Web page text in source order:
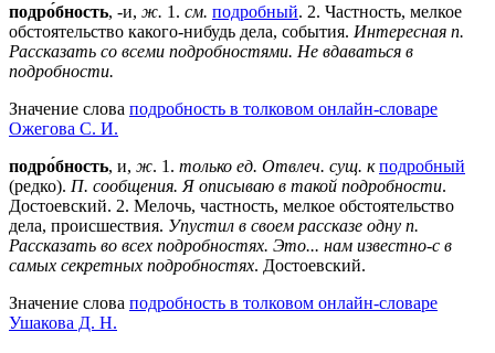
подро́бность, -и, ж. 1. см. подробный. 2. Частность, мелкое
обстоятельство какого-нибудь дела, события. Интересная п.
Рассказать со всеми подробностями. Не вдаваться в
подробности.
Значение слова подробность в толковом онлайн-словаре
Ожегова C. И.
подро́бность, и, ж. 1 . только ед. Отвлеч. сущ. к подробный
(редко). П. сообщения. Я описываю в такой подробности.
Достоевский. 2. Мелочь, частность, мелкое обстоятельство
дела, происшествия. Упустил в своем рассказе одну п.
Рассказать во всех подробностях. Это... нам известно-с в
самых секретных подробностях. Достоевский.
Значение слова подробность в толковом онлайн-словаре
Ушакова Д. Н.